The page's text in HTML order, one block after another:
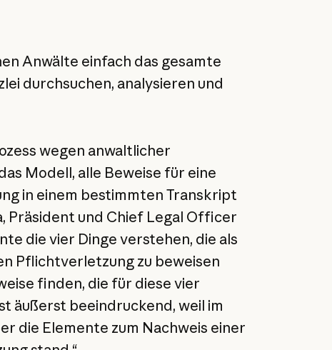
Anwälte einfach das gesamte
durchsuchen, analysieren und
wegen anwaltlicher
Modell, alle Beweise für eine
in einem bestimmten Transkript
Präsident und Chief Legal Officer
die vier Dinge verstehen, die als
Pflichtverletzung zu beweisen
finden, die für diese vier
äußerst beeindruckend, weil im
die Elemente zum Nachweis einer